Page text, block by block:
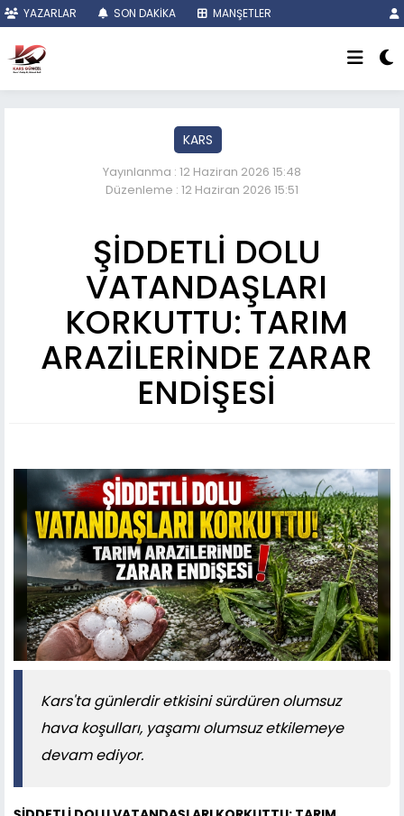
YAZARLAR SON DAKİKA MANŞETLER
KARS
Yayınlanma : 12 Haziran 2026 15:48
Düzenleme : 12 Haziran 2026 15:51
ŞİDDETLİ DOLU
VATANDAŞLARI
KORKUTTU: TARIM
ARAZİLERİNDE ZARAR
ENDİŞESİ
Kars'ta günlerdir etkisini sürdüren olumsuz
hava koşulları, yaşamı olumsuz etkilemeye
devam ediyor.